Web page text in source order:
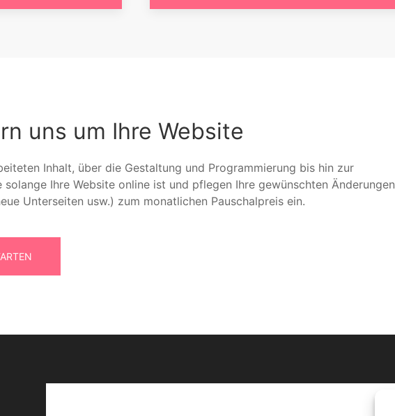
uns um Ihre Website
Inhalt, über die Gestaltung und Programmierung bis hin zur
Ihre Website online ist und pflegen Ihre gewünschten Änderungen
Unterseiten usw.) zum monatlichen Pauschalpreis ein.